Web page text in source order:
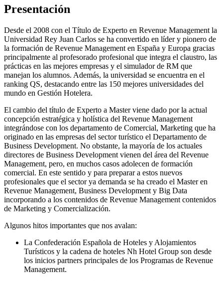
Presentación
Desde el 2008 con el Título de Experto en Revenue Management la
Universidad Rey Juan Carlos se ha convertido en líder y pionero de
la formación de Revenue Management en España y Europa gracias
principalmente al profesorado profesional que integra el claustro, las
prácticas en las mejores empresas y el simulador de RM que
manejan los alumnos. Además, la universidad se encuentra en el
ranking QS, destacando entre las 150 mejores universidades del
mundo en Gestión Hotelera.
El cambio del título de Experto a Master viene dado por la actual
concepción estratégica y holística del Revenue Management
integrándose con los departamento de Comercial, Marketing que ha
originado en las empresas del sector turístico el Departamento de
Business Development. No obstante, la mayoría de los actuales
directores de Business Development vienen del área del Revenue
Management, pero, en muchos casos adolecen de formación
comercial. En este sentido y para preparar a estos nuevos
profesionales que el sector ya demanda se ha creado el Master en
Revenue Management, Business Development y Big Data
incorporando a los contenidos de Revenue Management contenidos
de Marketing y Comercialización.
Algunos hitos importantes que nos avalan:
La Confederación Española de Hoteles y Alojamientos
Turísticos y la cadena de hoteles Nh Hotel Group son desde
los inicios partners principales de los Programas de Revenue
Management.